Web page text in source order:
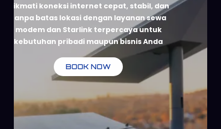
Nikmati koneksi internet cepat, stabil, dan
tanpa batas lokasi dengan layanan sewa
modem dan Starlink terpercaya untuk
kebutuhan pribadi maupun bisnis Anda
BOOK NOW